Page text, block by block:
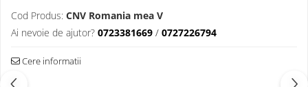
Cod Produs: CNV Romania mea V
Ai nevoie de ajutor? 0723381669 / 0727226794
Cere informatii